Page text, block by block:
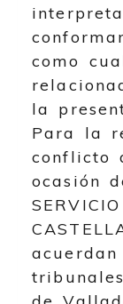
como
la
Para la
conflicto
ocasión